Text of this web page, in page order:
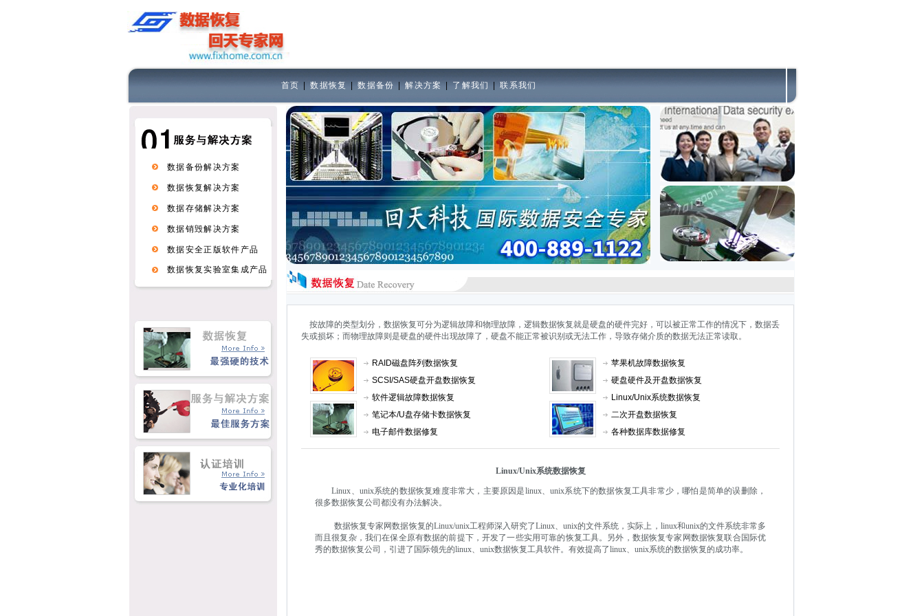
首页 |数据恢复 |数据备份 |解决方案 了解我们 |联系我们
数据备份解决方案
数据恢复解决方案
数据存储解决方案
数据销毁解决方案
数据安全正版软件产品
数据恢复实验室集成产品
按故障的类型划分，数据恢复可分为逻辑故障和物理故障，逻辑数据恢复就是硬盘的硬件完好，可以被正常工作的情况下， 数据丢
失或损坏；而物理故障则是硬盘的硬件出现故障了，硬盘不能正常被识别或无法工作，导致存储介质的数据无法正常读取。
RAID磁盘阵列数据恢复
SCSI/SAS硬盘开盘数据恢复
软件逻辑故障数据恢复
笔记本/U盘存储卡数据恢复
电子邮件数据修复
苹果机故障数据恢复
硬盘硬件及开盘数据恢复
Linux/Unix系统数据恢复
二次开盘数据恢复
各种数据库数据修复
Linux/Unix系统数据恢复
Linux、unix系统的数据恢复难度非常大，主要原因是linux、unix系统下的数据恢复工具非常少，哪怕是简单的误删除，
很多数据恢复公司都没有办法解决。
数据恢复专家网数据恢复的Linux/unix工程师深入研究了Linux、unix的文件系统，实际上，linux和unix的文件系统非常多
而且很复杂，我们在保全原有数据的前提下，开发了一些实用可靠的恢复工具。另外，数据恢复专家网数据恢复联合国际优
秀的数据恢复公司，引进了国际领先的linux、unix数据恢复工具软件。有效提高了linux、unix系统的数据恢复的成功率。